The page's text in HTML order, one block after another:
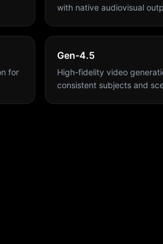
with native audiovisual
for
Gen-4.5
High-fidelity video
consistent subjects and